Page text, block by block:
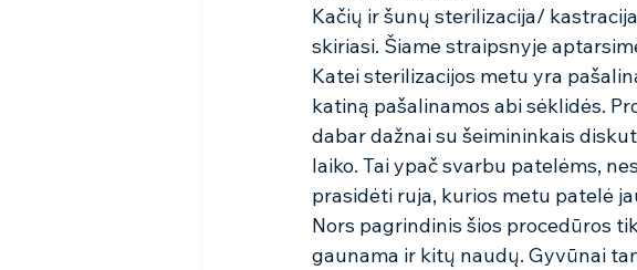
Kačių ir šunų sterilizacija/
skiriasi. Šiame straipsnyje
Katei sterilizacijos metu yra
katiną pašalinamos abi sėklidės.
dabar dažnai su šeimininkais
laiko. Tai ypač svarbu patelėms,
prasidėti ruja, kurios metu patelė
Nors pagrindinis šios procedūros
gaunama ir kitų naudų. Gyvūnai